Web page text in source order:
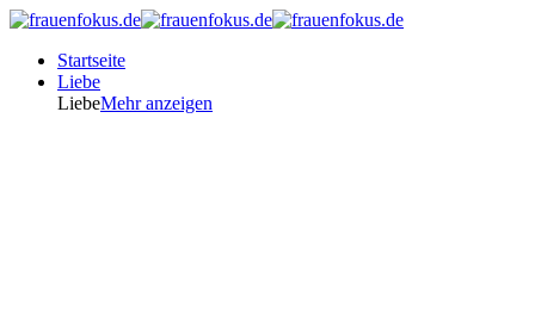
Startseite
Liebe
LiebeMehr anzeigen